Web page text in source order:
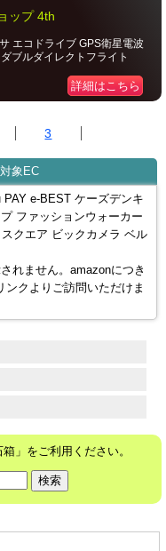
ップ 4th
エコドライブ GPS衛星電波
ブルダイレクトフライト
詳細はこちら
3
象EC
e-BEST ケーズデンキ
ファッションウォーカー
クエア ビックカメラ ベル
れません。amazonにつき
ンクよりご訪問いただけま
」をご利用ください。